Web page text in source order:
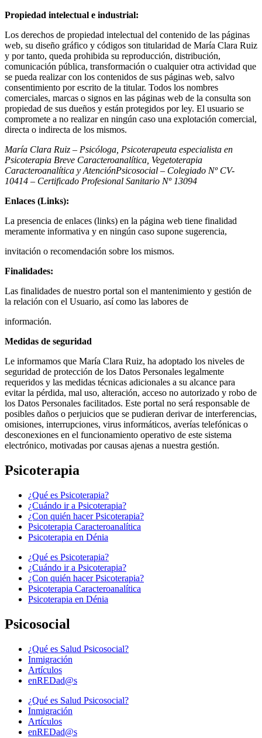
Propiedad intelectual e industrial:
Los derechos de propiedad intelectual del contenido de las páginas
web, su diseño gráfico y códigos son titularidad de María Clara Ruiz
y por tanto, queda prohibida su reproducción, distribución,
comunicación pública, transformación o cualquier otra actividad que
se pueda realizar con los contenidos de sus páginas web, salvo
consentimiento por escrito de la titular. Todos los nombres
comerciales, marcas o signos en las páginas web de la consulta son
propiedad de sus dueños y están protegidos por ley. El usuario se
compromete a no realizar en ningún caso una explotación comercial,
directa o indirecta de los mismos.
María Clara Ruiz – Psicóloga, Psicoterapeuta especialista en
Psicoterapia Breve Caracteroanalítica, Vegetoterapia
Caracteroanalítica y AtenciónPsicosocial – Colegiado Nº CV-
10414 – Certificado Profesional Sanitario Nº 13094
Enlaces (Links):
La presencia de enlaces (links) en la página web tiene finalidad
meramente informativa y en ningún caso supone sugerencia,
invitación o recomendación sobre los mismos.
Finalidades:
Las finalidades de nuestro portal son el mantenimiento y gestión de
la relación con el Usuario, así como las labores de
información.
Medidas de seguridad
Le informamos que María Clara Ruiz, ha adoptado los niveles de
seguridad de protección de los Datos Personales legalmente
requeridos y las medidas técnicas adicionales a su alcance para
evitar la pérdida, mal uso, alteración, acceso no autorizado y robo de
los Datos Personales facilitados. Este portal no será responsable de
posibles daños o perjuicios que se pudieran derivar de interferencias,
omisiones, interrupciones, virus informáticos, averías telefónicas o
desconexiones en el funcionamiento operativo de este sistema
electrónico, motivadas por causas ajenas a nuestra gestión.
Psicoterapia
¿Qué es Psicoterapia?
¿Cuándo ir a Psicoterapia?
¿Con quién hacer Psicoterapia?
Psicoterapia Caracteroanalítica
Psicoterapia en Dénia
¿Qué es Psicoterapia?
¿Cuándo ir a Psicoterapia?
¿Con quién hacer Psicoterapia?
Psicoterapia Caracteroanalítica
Psicoterapia en Dénia
Psicosocial
¿Qué es Salud Psicosocial?
Inmigración
Artículos
enREDad@s
¿Qué es Salud Psicosocial?
Inmigración
Artículos
enREDad@s